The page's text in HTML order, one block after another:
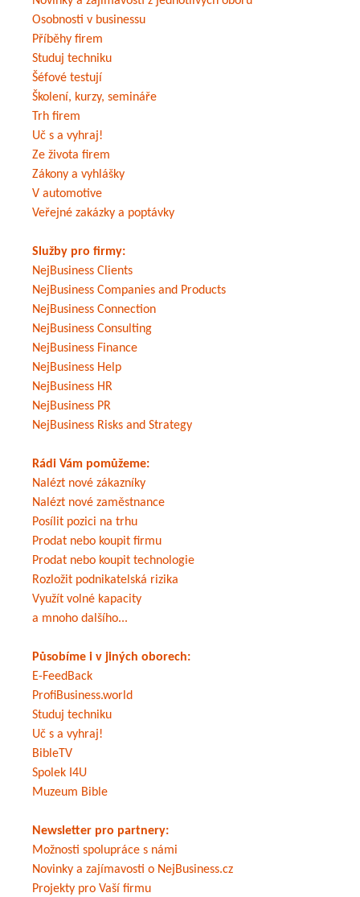
Osobnosti v businessu
Příběhy firem
Studuj techniku
Šéfové testují
Školení, kurzy, semináře
Trh firem
Uč s a vyhraj!
Ze života firem
Zákony a vyhlášky
V automotive
Veřejné zakázky a poptávky
Služby pro firmy:
NejBusiness Clients
NejBusiness Companies and Products
NejBusiness Connection
NejBusiness Consulting
NejBusiness Finance
NejBusiness Help
NejBusiness HR
NejBusiness PR
NejBusiness Risks and Strategy
Rádi Vám pomůžeme:
Nalézt nové zákazníky
Nalézt nové zaměstnance
Posílit pozici na trhu
Prodat nebo koupit firmu
Prodat nebo koupit technologie
Rozložit podnikatelská rizika
Využít volné kapacity
a mnoho dalšího...
Působíme i v jiných oborech:
E-FeedBack
ProfiBusiness.world
Studuj techniku
Uč s a vyhraj!
BibleTV
Spolek I4U
Muzeum Bible
Newsletter pro partnery:
Možnosti spolupráce s námi
Novinky a zajímavosti o NejBusiness.cz
Projekty pro Vaší firmu